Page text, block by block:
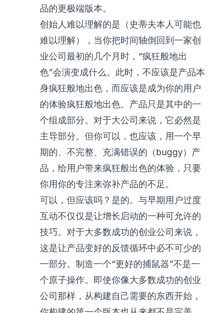
品的更极端版本。
创始人难以理解的是（史蒂夫本人可能也
难以理解），当你把时间轴倒回到一家创
业公司最初的几个月时，“疯狂般地出
色”会演变成什么。此时，不应该是产品本
身疯狂般地出色，而应该是成为你的用户
的体验疯狂般地出色。产品只是其中的一
个组成部分。对于大公司来说，它必然是
主导部分。但你可以，也应该，用一个早
期的、不完整、充满错误的（buggy）产
品，给用户带来疯狂般出色的体验，只要
你用你的专注来弥补产品的不足。
可以，但应该吗？是的。与早期用户过度
互动不仅仅是让增长启动的一种可允许的
技巧。对于大多数成功的创业公司来说，
这是让产品变好的反馈循环中必不可少的
一部分。制造一个“更好的捕鼠器”不是一
个原子操作。即使你像大多数成功的创业
公司那样，从构建自己需要的东西开始，